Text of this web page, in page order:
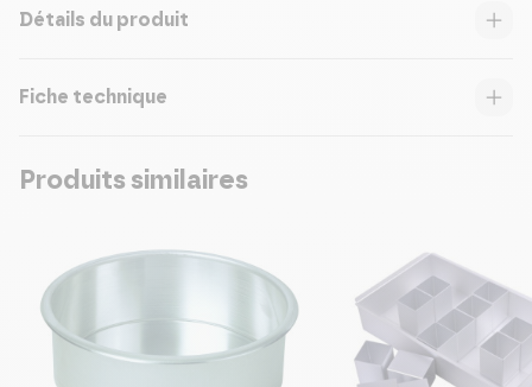
Détails du produit
Fiche technique
Produits similaires